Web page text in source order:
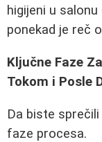
higijeni u
ponekad je reč
Ključne Faze
Tokom i Posle
Da biste
faze procesa.